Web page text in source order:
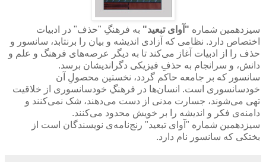
سیزدهمین شماره "آوای تبعید" به فرهنگِ "حذف" در ادبیات
اختصاص دارد. نظامی که آزادی اندیشه و بیان را برنتابد، سانسور و
حذف را از ادبیات آغاز می‌کند تا به دیگر عرصه‌های فرهنگ و علم و
دانش، و سرانجام به حذفِ فیزیکی دگراندیشان برسد.
سانسور که بر جامعه حاکم گردد، نخستین محصولِ آن
خودسانسوری است. انسان‌ها در فرهنگِ خودسانسوری از خلاقیت
تهی می‌شوند، جسارت مدنی از دست می‌دهند، شک نمی‌کنند و
دامنه‌ی فکر و اندیشه را بر خویش محدود می‌کنند.
سیزدهمین شماره "آوای تبعید" رنج‌نامه‌ی نویسندگان است از
بختکی که سانسور نام دارد.